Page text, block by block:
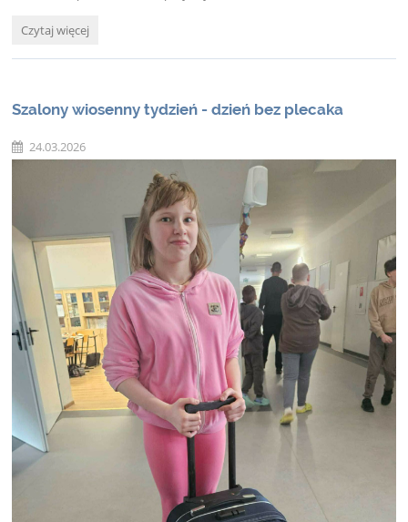
Wycieczka
kina:
Czytaj więcej
Szalony wiosenny tydzień - dzień bez plecaka
24.03.2026